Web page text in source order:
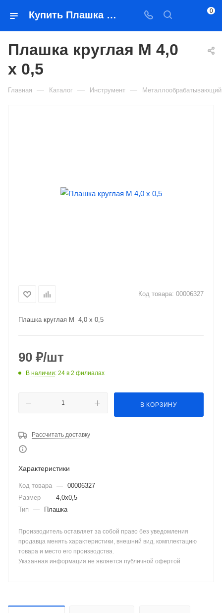
Купить Плашка круглая М 4,0 х 0,5 в Якутске — цена, характеристики, подбор | Востоктехторг 0
Плашка круглая М 4,0
х 0,5
Главная — Каталог — Инструмент — Металлообрабатывающий
Код товара: 00006327
Плашка круглая М 4,0 х 0,5
90 ₽/шт
В наличии: 24 в 2 филиалах
В КОРЗИНУ
Рассчитать доставку
Характеристики
Код товара — 00006327
Размер — 4,0х0,5
Тип
— Плашка
Производитель оставляет за собой право без уведомления
продавца менять характеристики, внешний вид, комплектацию
товара и место его производства.
Указанная информация не является публичной офертой